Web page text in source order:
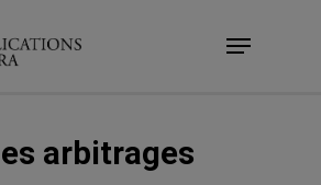
Menu
arbitrages